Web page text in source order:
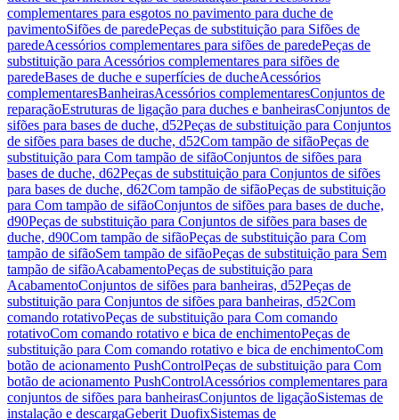
complementares para esgotos no pavimento para duche de
pavimentoSifões de paredePeças de substituição para Sifões de
paredeAcessórios complementares para sifões de paredePeças de
substituição para Acessórios complementares para sifões de
paredeBases de duche e superfícies de ducheAcessórios
complementaresBanheirasAcessórios complementaresConjuntos de
reparaçãoEstruturas de ligação para duches e banheirasConjuntos de
sifões para bases de duche, d52Peças de substituição para Conjuntos
de sifões para bases de duche, d52Com tampão de sifãoPeças de
substituição para Com tampão de sifãoConjuntos de sifões para
bases de duche, d62Peças de substituição para Conjuntos de sifões
para bases de duche, d62Com tampão de sifãoPeças de substituição
para Com tampão de sifãoConjuntos de sifões para bases de duche,
d90Peças de substituição para Conjuntos de sifões para bases de
duche, d90Com tampão de sifãoPeças de substituição para Com
tampão de sifãoSem tampão de sifãoPeças de substituição para Sem
tampão de sifãoAcabamentoPeças de substituição para
AcabamentoConjuntos de sifões para banheiras, d52Peças de
substituição para Conjuntos de sifões para banheiras, d52Com
comando rotativoPeças de substituição para Com comando
rotativoCom comando rotativo e bica de enchimentoPeças de
substituição para Com comando rotativo e bica de enchimentoCom
botão de acionamento PushControlPeças de substituição para Com
botão de acionamento PushControlAcessórios complementares para
conjuntos de sifões para banheirasConjuntos de ligaçãoSistemas de
instalação e descargaGeberit DuofixSistemas de